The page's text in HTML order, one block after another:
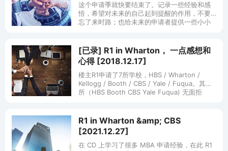
这个申请季就快要结束了。记录一些经验和感
悟，希望对未来的自己起到提醒的作用，不要
忘了来时路；也给未来的申请者提供一些小小
[已录] R1 in Wharton， 一点感想和
心得 [2018.12.17]
楼主R1申请了7所学校，HBS / Wharton /
Kellogg / Booth / CBS / Yale / Fuqua。其中5
所（HBS Booth CBS Yale Fuqua) 无面拒
R1 in Wharton &amp; CBS
[2021.12.27]
在 CD 上学习了很多 MBA 申请经验，在此 R1